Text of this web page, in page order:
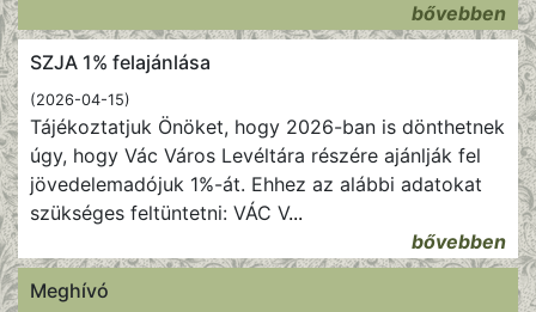
bővebben
SZJA 1% felajánlása
(2026-04-15)
Tájékoztatjuk Önöket, hogy 2026-ban is dönthetnek
úgy, hogy Vác Város Levéltára részére ajánlják fel
jövedelemadójuk 1%-át. Ehhez az alábbi adatokat
szükséges feltüntetni: VÁC V...
bővebben
Meghívó